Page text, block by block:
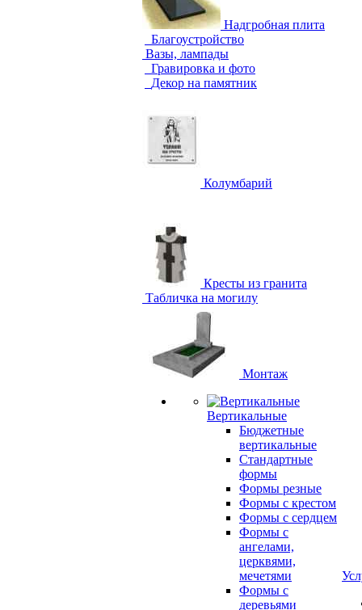
Надгробная плита
Благоустройство
Вазы, лампады
Гравировка и фото
Декор на памятник
Колумбарий
Кресты из гранита
Табличка на могилу
Монтаж
Вертикальные
Бюджетные
вертикальные
Стандартные
формы
Формы резные
Формы с крестом
Формы с сердцем
Формы с
ангелами,
церквями,
мечетями
Формы с
деревьями